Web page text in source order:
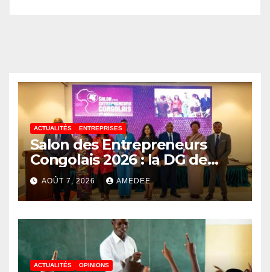
ACTUALITÉS ENTREPRISES
Salon des Entrepreneurs
Congolais 2026 : la DG de
l’ANAPI Rachel PUNGU
mobilise les investisseurs
autour de l’ambition d’une
RDC, destination phare de
l’investissement en Afrique
AOÛT 7, 2026 AMEDEE
ACTUALITÉS OPINIONS